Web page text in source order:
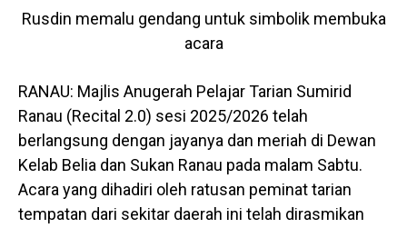
Rusdin memalu gendang untuk simbolik membuka
acara
RANAU: Majlis Anugerah Pelajar Tarian Sumirid
Ranau (Recital 2.0) sesi 2025/2026 telah
berlangsung dengan jayanya dan meriah di Dewan
Kelab Belia dan Sukan Ranau pada malam Sabtu.
Acara yang dihadiri oleh ratusan peminat tarian
tempatan dari sekitar daerah ini telah dirasmikan